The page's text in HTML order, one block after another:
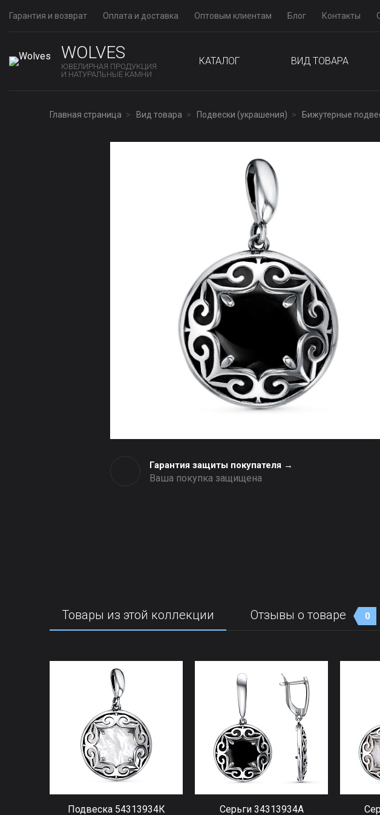
Гарантия и возврат Оплата и доставка Оптовым клиентам Блог Контакты
WOLVES
ЮВЕЛИРНАЯ ПРОДУКЦИЯ
И НАТУРАЛЬНЫЕ КАМНИ
КАТАЛОГ ВИД ТОВАРА
Главная страница Вид товара Подвески (украшения) Бижутерные
Гарантия защиты покупателя →
Ваша покупка защищена
Товары из этой коллекции Отзывы о товаре 0
Подвеска 54313934К Серьги 34313934А